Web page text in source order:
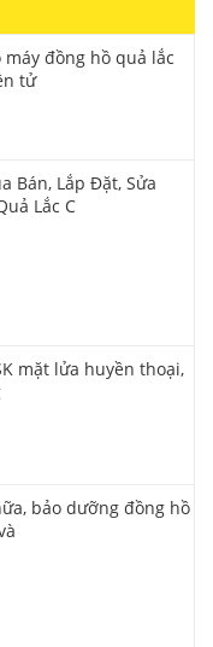
đồng hồ quả lắc
tử
Bán, Lắp Đặt, Sửa
Lắc C
mặt lửa huyền thoại,
bảo dưỡng đồng hồ